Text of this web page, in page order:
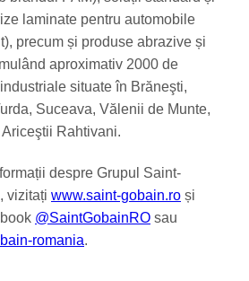
laminate pentru automobile
precum și produse abrazive și
aproximativ 2000 de
situate în Brăneşti,
Suceava, Vălenii de Munte,
Rahtivani.
despre Grupul Saint-
vizitați www.saint-gobain.ro și
@SaintGobainRO sau
romania.